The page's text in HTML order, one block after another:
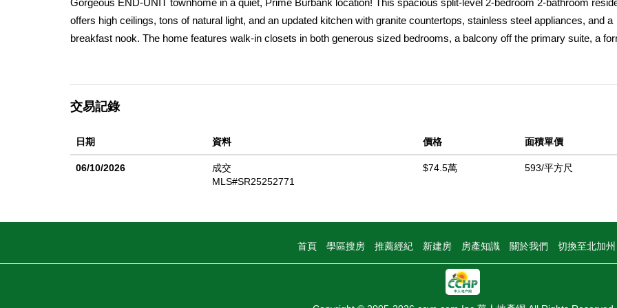
Gorgeous END-UNIT townhome in a quiet, Prime Burbank location! This spacious split-level 2-bedroom 2-bathroom
offers high ceilings, tons of natural light, and an updated kitchen with granite countertops, stainless steel appliances, and a
breakfast nook. The home features walk-in closets in both generous sized bedrooms, a balcony off the primary suite, a
交易記錄
日期 資料 價格 面積單價
06/10/2026
成交
MLS#SR25252771
$74.5萬 593/平方尺
首頁 學區搜房 推薦經紀 新建房 房產知識 關於我們 切換至北加州